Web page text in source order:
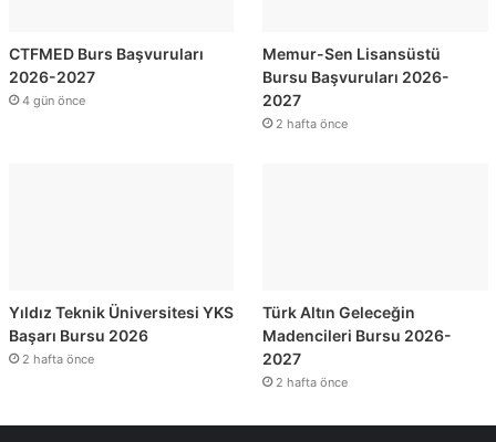
CTFMED Burs Başvuruları
2026-2027
4 gün önce
Memur-Sen Lisansüstü
Bursu Başvuruları 2026-
2027
2 hafta önce
Yıldız Teknik Üniversitesi YKS
Başarı Bursu 2026
2 hafta önce
Türk Altın Geleceğin
Madencileri Bursu 2026-
2027
2 hafta önce